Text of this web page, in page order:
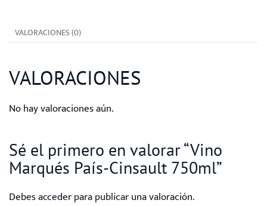
VALORACIONES (0)
VALORACIONES
No hay valoraciones aún.
Sé el primero en valorar “Vino
Marqués País-Cinsault 750ml”
Debesaccederpara publicar una valoración.